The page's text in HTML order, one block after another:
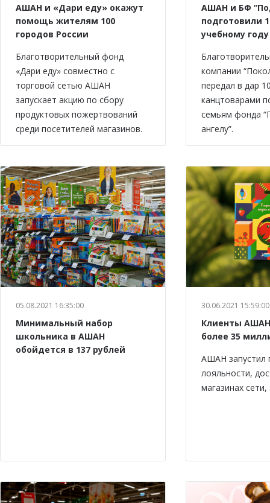
АШАН и «Дари еду» окажут
помощь жителям 100
городов России
Благотворительный фонд
«Дари еду» совместно с
торговой сетью АШАН
запускает акцию по сбору
продуктовых пожертвований
среди посетителей магазинов.
АШАН и БФ
подготовили
учебному году
компании
передал в дар
канцтоварами
семьям фонда
ангелу”.
05.08.2021 16:35:00
Минимальный набор
школьника в АШАН
обойдется в 137 рублей
30.06.2021 15:59:00
Клиенты
более 35
АШАН запустил
лояльности,
магазинах